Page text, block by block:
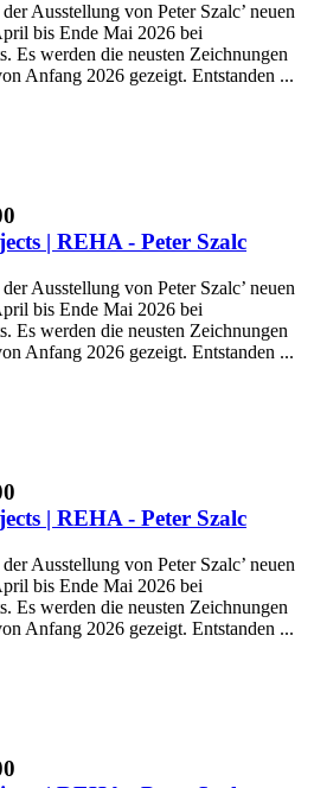
Ausstellung von Peter Szalc’ neuen
bis Ende Mai 2026 bei
Es werden die neusten Zeichnungen
Anfang 2026 gezeigt. Entstanden ...
| REHA - Peter Szalc
Ausstellung von Peter Szalc’ neuen
bis Ende Mai 2026 bei
Es werden die neusten Zeichnungen
Anfang 2026 gezeigt. Entstanden ...
| REHA - Peter Szalc
Ausstellung von Peter Szalc’ neuen
bis Ende Mai 2026 bei
Es werden die neusten Zeichnungen
Anfang 2026 gezeigt. Entstanden ...